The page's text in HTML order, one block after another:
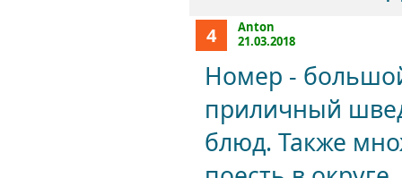
4
Anton
21.03.2018
Номер -
приличный
блюд. Также